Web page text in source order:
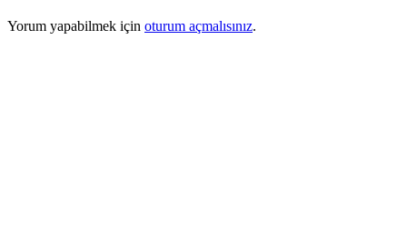
Yorum yapabilmek için oturum açmalısınız.